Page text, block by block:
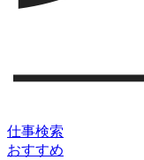
仕事検索
おすすめ